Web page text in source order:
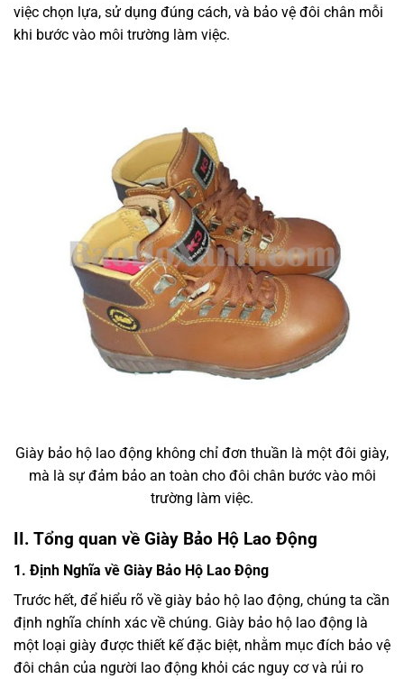
việc chọn lựa, sử dụng đúng cách, và bảo vệ đôi chân mỗi
khi bước vào môi trường làm việc.
Giày bảo hộ lao động không chỉ đơn thuần là một đôi giày,
mà là sự đảm bảo an toàn cho đôi chân bước vào môi
trường làm việc.
II. Tổng quan về Giày Bảo Hộ Lao Động
1. Định Nghĩa về Giày Bảo Hộ Lao Động
Trước hết, để hiểu rõ về giày bảo hộ lao động, chúng ta cần
định nghĩa chính xác về chúng. Giày bảo hộ lao động là
một loại giày được thiết kế đặc biệt, nhằm mục đích bảo vệ
đôi chân của người lao động khỏi các nguy cơ và rủi ro